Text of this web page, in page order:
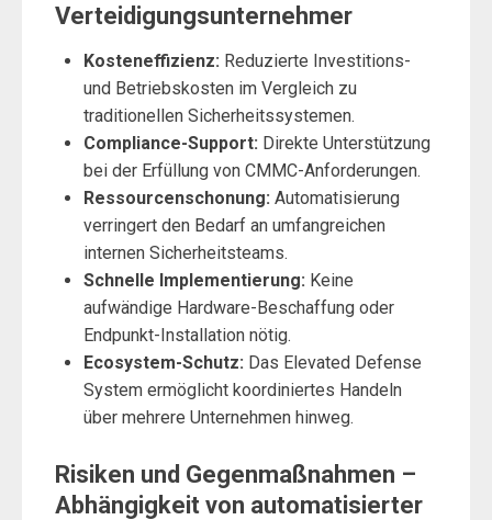
Verteidigungsunternehmer
Kosteneffizienz: Reduzierte Investitions-
und Betriebskosten im Vergleich zu
traditionellen Sicherheitssystemen.
Compliance-Support: Direkte Unterstützung
bei der Erfüllung von CMMC-Anforderungen.
Ressourcenschonung: Automatisierung
verringert den Bedarf an umfangreichen
internen Sicherheitsteams.
Schnelle Implementierung: Keine
aufwändige Hardware-Beschaffung oder
Endpunkt-Installation nötig.
Ecosystem-Schutz: Das Elevated Defense
System ermöglicht koordiniertes Handeln
über mehrere Unternehmen hinweg.
Risiken und Gegenmaßnahmen –
Abhängigkeit von automatisierter